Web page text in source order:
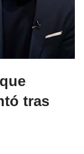
tras